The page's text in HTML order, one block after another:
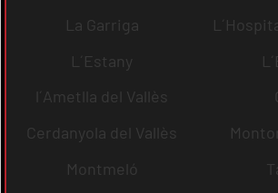
La Garriga
L´Estany
l´Ametlla del Vallès
Cerdanyola del Vallès
Montmeló